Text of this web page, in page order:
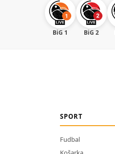
BiG 1 BiG 2
SPORT
Fudbal